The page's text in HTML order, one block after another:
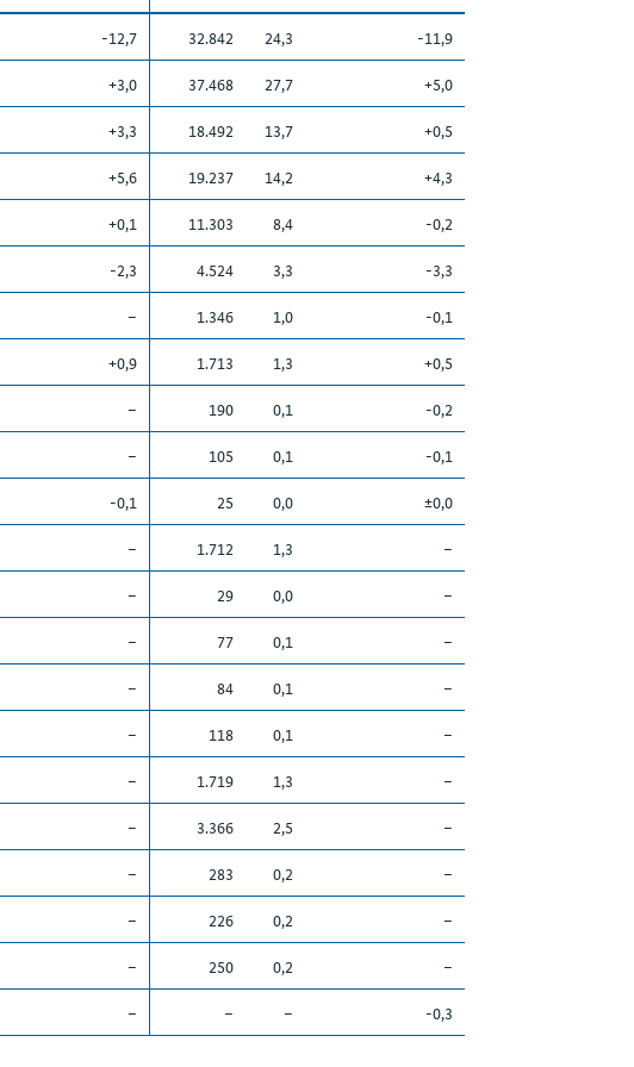
-12,7
32.842 24,3
-11,9
+3,0
37.468 27,7
+5,0
+3,3
18.492 13,7
+0,5
+5,6
19.237 14,2
+4,3
+0,1
11.303 8,4
-0,2
-2,3
4.524 3,3
-3,3
–
1.346 1,0
-0,1
+0,9
1.713 1,3
+0,5
–
190 0,1
-0,2
–
105 0,1
-0,1
-0,1
25 0,0
±0,0
–
1.712 1,3
–
–
29 0,0
–
–
77 0,1
–
–
84 0,1
–
–
118 0,1
–
–
1.719 1,3
–
–
3.366 2,5
–
–
283 0,2
–
–
226 0,2
–
–
250 0,2
–
–
– – -0,3